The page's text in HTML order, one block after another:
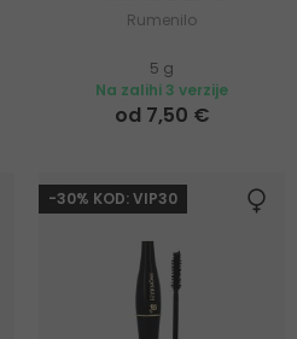
Rumenilo
5 g
Na zalihi 3 verzije
od 7,50 €
-30% KOD: VIP30